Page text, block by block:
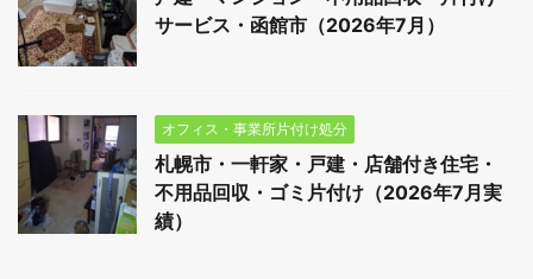
サービス・函館市（2026年7月）
オフィス・事業所片付け処分
札幌市・一軒家・戸建・店舗付き住宅・
不用品回収・ゴミ片付け（2026年7月実
績）